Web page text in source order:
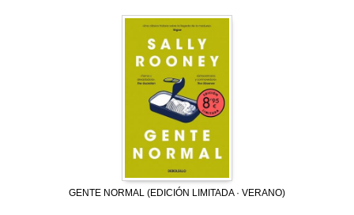
GENTE NORMAL (EDICIÓN LIMITADA · VERANO)